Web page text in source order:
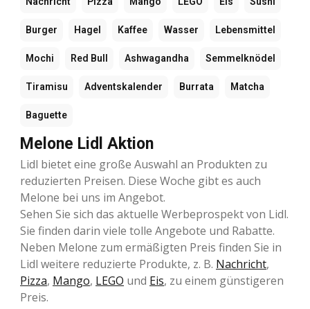
Burger Hagel Kaffee Wasser Lebensmittel
Mochi Red Bull Ashwagandha Semmelknödel
Tiramisu Adventskalender Burrata Matcha
Baguette
Melone Lidl Aktion
Lidl bietet eine große Auswahl an Produkten zu
reduzierten Preisen. Diese Woche gibt es auch
Melone bei uns im Angebot.
Sehen Sie sich das aktuelle Werbeprospekt von Lidl.
Sie finden darin viele tolle Angebote und Rabatte.
Neben Melone zum ermäßigten Preis finden Sie in
Lidl weitere reduzierte Produkte, z. B. Nachricht,
Pizza, Mango, LEGO und Eis, zu einem günstigeren
Preis.